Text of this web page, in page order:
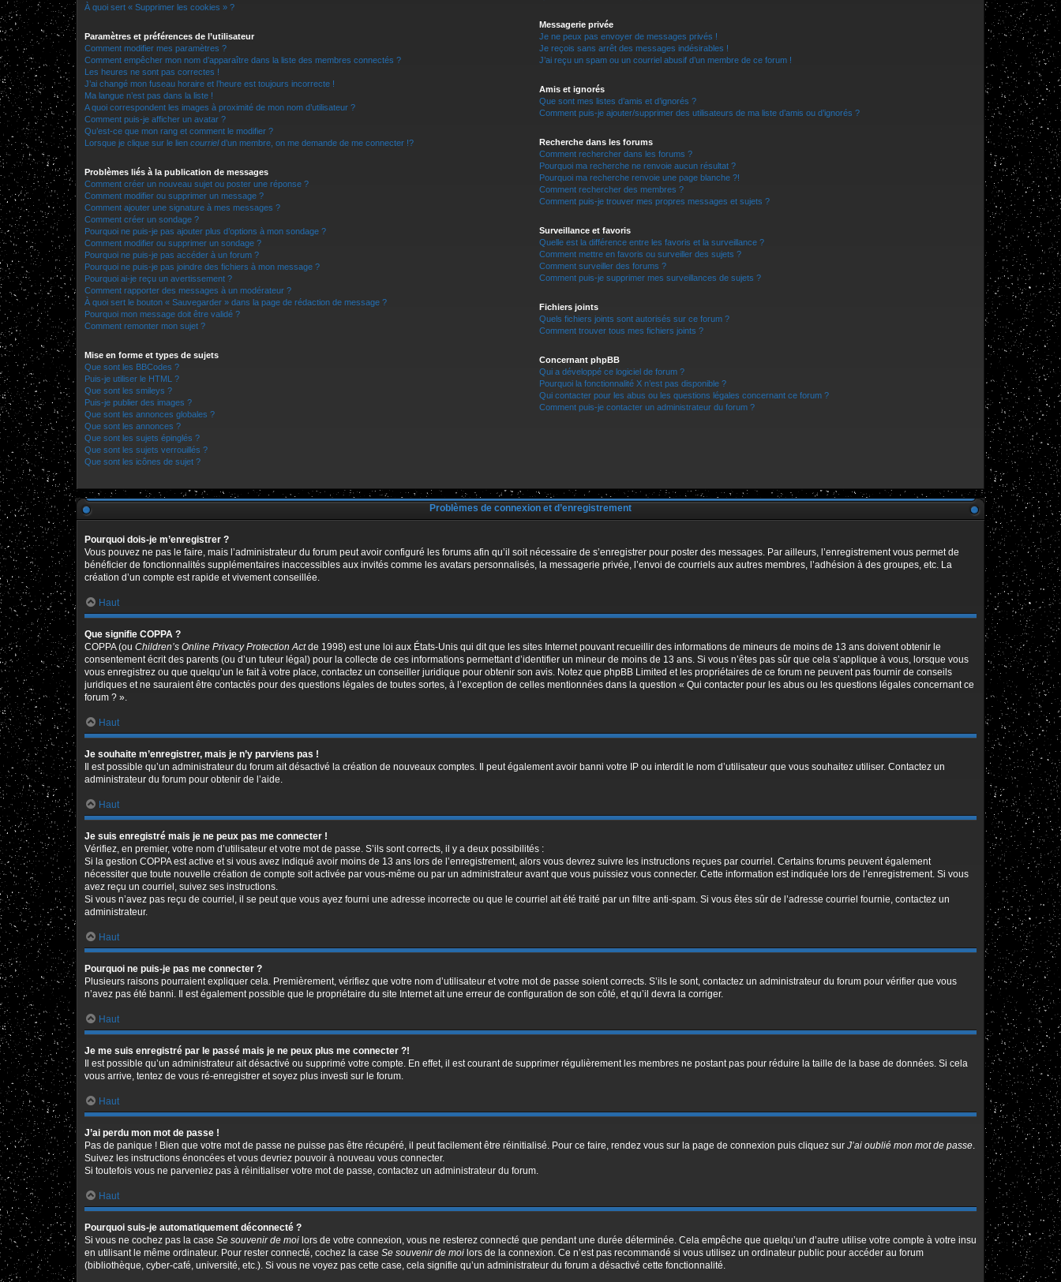
À quoi sert « Supprimer les cookies » ?
Paramètres et préférences de l’utilisateur
Comment modifier mes paramètres ?
Comment empêcher mon nom d’apparaître dans la liste des membres connectés ?
Les heures ne sont pas correctes !
J’ai changé mon fuseau horaire et l’heure est toujours incorrecte !
Ma langue n’est pas dans la liste !
A quoi correspondent les images à proximité de mon nom d’utilisateur ?
Comment puis-je afficher un avatar ?
Qu’est-ce que mon rang et comment le modifier ?
Lorsque je clique sur le lien courrield’un membre, on me demande de me connecter !?
Problèmes liés à la publication de messages
Comment créer un nouveau sujet ou poster une réponse ?
Comment modifier ou supprimer un message ?
Comment ajouter une signature à mes messages ?
Comment créer un sondage ?
Pourquoi ne puis-je pas ajouter plus d’options à mon sondage ?
Comment modifier ou supprimer un sondage ?
Pourquoi ne puis-je pas accéder à un forum ?
Pourquoi ne puis-je pas joindre des fichiers à mon message ?
Pourquoi ai-je reçu un avertissement ?
Comment rapporter des messages à un modérateur ?
À quoi sert le bouton « Sauvegarder » dans la page de rédaction de message ?
Pourquoi mon message doit être validé ?
Comment remonter mon sujet ?
Mise en forme et types de sujets
Que sont les BBCodes ?
Puis-je utiliser le HTML ?
Que sont les smileys ?
Puis-je publier des images ?
Que sont les annonces globales ?
Que sont les annonces ?
Que sont les sujets épinglés ?
Que sont les sujets verrouillés ?
Que sont les icônes de sujet ?
Messagerie privée
Je ne peux pas envoyer de messages privés !
Je reçois sans arrêt des messages indésirables !
J’ai reçu un spam ou un courriel abusif d’un membre de ce forum !
Amis et ignorés
Que sont mes listes d’amis et d’ignorés ?
Comment puis-je ajouter/supprimer des utilisateurs de ma liste d’amis ou d’ignorés ?
Recherche dans les forums
Comment rechercher dans les forums ?
Pourquoi ma recherche ne renvoie aucun résultat ?
Pourquoi ma recherche renvoie une page blanche ?!
Comment rechercher des membres ?
Comment puis-je trouver mes propres messages et sujets ?
Surveillance et favoris
Quelle est la différence entre les favoris et la surveillance ?
Comment mettre en favoris ou surveiller des sujets ?
Comment surveiller des forums ?
Comment puis-je supprimer mes surveillances de sujets ?
Fichiers joints
Quels fichiers joints sont autorisés sur ce forum ?
Comment trouver tous mes fichiers joints ?
Concernant phpBB
Qui a développé ce logiciel de forum ?
Pourquoi la fonctionnalité X n’est pas disponible ?
Qui contacter pour les abus ou les questions légales concernant ce forum ?
Comment puis-je contacter un administrateur du forum ?
Problèmes de connexion et d’enregistrement
Pourquoi dois-je m’enregistrer ?
Vous pouvez ne pas le faire, mais l’administrateur du forum peut avoir configuré les forums afin qu’il soit nécessaire de s’enregistrer pour poster des messages. Par ailleurs, l’enregistrement vous permet de
bénéficier de fonctionnalités supplémentaires inaccessibles aux invités comme les avatars personnalisés, la messagerie privée, l’envoi de courriels aux autres membres, l’adhésion à des groupes, etc. La
création d’un compte est rapide et vivement conseillée.
Haut
Que signifie COPPA ?
COPPA (ou Children’s Online Privacy Protection Actde 1998) est une loi aux États-Unis qui dit que les sites Internet pouvant recueillir des informations de mineurs de moins de 13 ans doivent obtenir le
consentement écrit des parents (ou d’un tuteur légal) pour la collecte de ces informations permettant d’identifier un mineur de moins de 13 ans. Si vous n’êtes pas sûr que cela s’applique à vous, lorsque vous
vous enregistrez ou que quelqu’un le fait à votre place, contactez un conseiller juridique pour obtenir son avis. Notez que phpBB Limited et les propriétaires de ce forum ne peuvent pas fournir de conseils
juridiques et ne sauraient être contactés pour des questions légales de toutes sortes, à l’exception de celles mentionnées dans la question « Qui contacter pour les abus ou les questions légales concernant ce
forum ? ».
Haut
Je souhaite m’enregistrer, mais je n’y parviens pas !
Il est possible qu’un administrateur du forum ait désactivé la création de nouveaux comptes. Il peut également avoir banni votre IP ou interdit le nom d’utilisateur que vous souhaitez utiliser. Contactez un
administrateur du forum pour obtenir de l’aide.
Haut
Je suis enregistré mais je ne peux pas me connecter !
Vérifiez, en premier, votre nom d’utilisateur et votre mot de passe. S’ils sont corrects, il y a deux possibilités :
Si la gestion COPPA est active et si vous avez indiqué avoir moins de 13 ans lors de l’enregistrement, alors vous devrez suivre les instructions reçues par courriel. Certains forums peuvent également
nécessiter que toute nouvelle création de compte soit activée par vous-même ou par un administrateur avant que vous puissiez vous connecter. Cette information est indiquée lors de l’enregistrement. Si vous
avez reçu un courriel, suivez ses instructions.
Si vous n’avez pas reçu de courriel, il se peut que vous ayez fourni une adresse incorrecte ou que le courriel ait été traité par un filtre anti-spam. Si vous êtes sûr de l’adresse courriel fournie, contactez un
administrateur.
Haut
Pourquoi ne puis-je pas me connecter ?
Plusieurs raisons pourraient expliquer cela. Premièrement, vérifiez que votre nom d’utilisateur et votre mot de passe soient corrects. S’ils le sont, contactez un administrateur du forum pour vérifier que vous
n’avez pas été banni. Il est également possible que le propriétaire du site Internet ait une erreur de configuration de son côté, et qu’il devra la corriger.
Haut
Je me suis enregistré par le passé mais je ne peux plus me connecter ?!
Il est possible qu’un administrateur ait désactivé ou supprimé votre compte. En effet, il est courant de supprimer régulièrement les membres ne postant pas pour réduire la taille de la base de données. Si cela
vous arrive, tentez de vous ré-enregistrer et soyez plus investi sur le forum.
Haut
J’ai perdu mon mot de passe !
Pas de panique ! Bien que votre mot de passe ne puisse pas être récupéré, il peut facilement être réinitialisé. Pour ce faire, rendez vous sur la page de connexion puis cliquez sur J’ai oublié mon mot de passe.
Suivez les instructions énoncées et vous devriez pouvoir à nouveau vous connecter.
Si toutefois vous ne parveniez pas à réinitialiser votre mot de passe, contactez un administrateur du forum.
Haut
Pourquoi suis-je automatiquement déconnecté ?
Si vous ne cochez pas la case Se souvenir de moi lors de votre connexion, vous ne resterez connecté que pendant une durée déterminée. Cela empêche que quelqu’un d’autre utilise votre compte à votre insu
en utilisant le même ordinateur. Pour rester connecté, cochez la case Se souvenir de moi lors de la connexion. Ce n’est pas recommandé si vous utilisez un ordinateur public pour accéder au forum
(bibliothèque, cyber-café, université, etc.). Si vous ne voyez pas cette case, cela signifie qu’un administrateur du forum a désactivé cette fonctionnalité.